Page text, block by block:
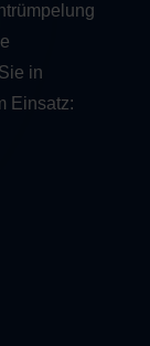
in
Einsatz: